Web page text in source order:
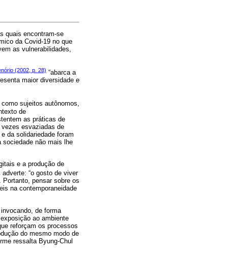
quais encontram-se
da Covid-19 no que
as vulnerabilidades,
(2002, p. 28) “abarca a
maior diversidade e
sujeitos autônomos,
de
as práticas de
esvaziadas de
da solidariedade foram
sociedade não mais lhe
e a produção de
adverte: “o gosto de viver
Portanto, pensar sobre os
na contemporaneidade
de forma
ao ambiente
reforçam os processos
do mesmo modo de
ressalta Byung-Chul